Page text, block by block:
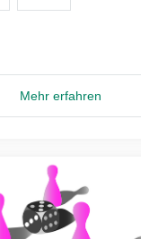
Mehr erfahren